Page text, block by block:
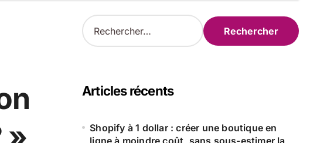
R
e
r
c
e
Articles récents
Shopify à 1 dollar : créer une boutique en